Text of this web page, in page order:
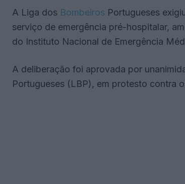
A Liga dos Bombeiros Portugueses
serviço de emergência pré-hospitalar,
do Instituto Nacional de Emergência
A deliberação foi aprovada por
Portugueses (LBP), em protesto contra